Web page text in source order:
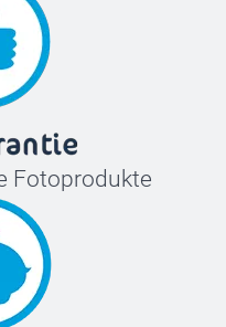
Fotoprodukte